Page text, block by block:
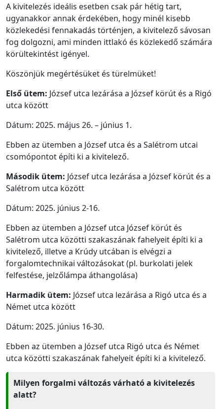
A kivitelezés ideális esetben csak pár hétig tart,
ugyanakkor annak érdekében, hogy minél kisebb
közlekedési fennakadás történjen, a kivitelező sávosan
fog dolgozni, ami minden ittlakó és közlekedő számára
körültekintést igényel.
Köszönjük megértésüket és türelmüket!
Első ütem: József utca lezárása a József körút és a Rigó
utca között
Dátum: 2025. május 26. – június 1.
Ebben az ütemben a József utca és a Salétrom utcai
csomópontot építi ki a kivitelező.
Második ütem: József utca lezárása a József körút és a
Salétrom utca között
Dátum: 2025. június 2-16.
Ebben az ütemben a József utca József körút és
Salétrom utca közötti szakaszának fahelyeit építi ki a
kivitelező, illetve a Krúdy utcában is elvégzi a
forgalomtechnikai változásokat (pl. burkolati jelek
felfestése, jelzőlámpa áthangolása)
Harmadik ütem: József utca lezárása a Rigó utca és a
Német utca között
Dátum: 2025. június 16-30.
Ebben az ütemben a József utca Rigó utca és Német
utca közötti szakaszának fahelyeit építi ki a kivitelező.
Milyen forgalmi változás várható a kivitelezés
alatt?